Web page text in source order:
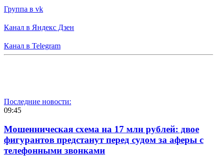
Группа в vk
Канал в Яндекс Дзен
Канал в Telegram
Последние новости:
09:45
Мошенническая схема на 17 млн рублей: двое
фигурантов предстанут перед судом за аферы с
телефонными звонками